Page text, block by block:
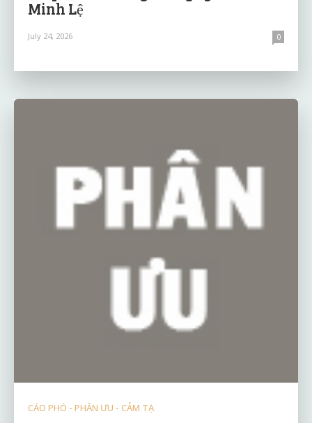
Minh Lệ
July 24, 2026 0
CÁO PHÓ - PHÂN ƯU - CẢM TẠ